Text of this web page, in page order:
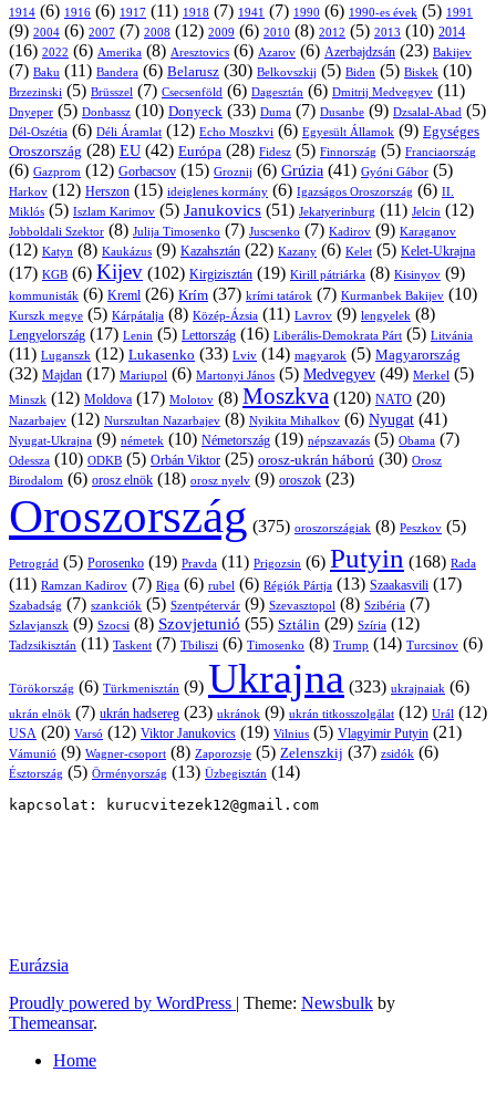
1914 (6) 1916 (6) 1917 (11) 1918 (7) 1941 (7) 1990 (6) 1990-es évek (5) 1991
(9) 2004 (6) 2007 (7) 2008 (12) 2009 (6) 2010 (8) 2012 (5) 2013 (10) 2014
(16) 2022 (6) Amerika (8) Aresztovics (6) Azarov (6) Azerbajdzsán (23) Bakijev
(7) Baku (11) Bandera (6) Belarusz (30) Belkovszkij (5) Biden (5) Biskek (10)
Brzezinski (5) Brüsszel (7) Csecsenföld (6) Dagesztán (6) Dmitrij Medvegyev (11)
Dnyeper (5) Donbassz (10) Donyeck (33) Duma (7) Dusanbe (9) Dzsalal-Abad (5)
Dél-Oszétia (6) Déli Áramlat (12) Echo Moszkvi (6) Egyesült Államok (9) Egységes
Oroszország (28) EU (42) Európa (28) Fidesz (5) Finnország (5) Franciaország
(6) Gazprom (12) Gorbacsov (15) Groznij (6) Grúzia (41) Gyóni Gábor (5)
Harkov (12) Herszon (15) ideiglenes kormány (6) Igazságos Oroszország (6) II.
Miklós (5) Iszlam Karimov (5) Janukovics (51) Jekatyerinburg (11) Jelcin (12)
Jobboldali Szektor (8) Julija Timosenko (7) Juscsenko (7) Kadirov (9) Karaganov
(12) Katyn (8) Kaukázus (9) Kazahsztán (22) Kazany (6) Kelet (5) Kelet-Ukrajna
(17) KGB (6) Kijev (102) Kirgizisztán (19) Kirill pátriárka (8) Kisinyov (9)
kommunisták (6) Kreml (26) Krím (37) krími tatárok (7) Kurmanbek Bakijev (10)
Kurszk megye (5) Kárpátalja (8) Közép-Ázsia (11) Lavrov (9) lengyelek (8)
Lengyelország (17) Lenin (5) Lettország (16) Liberális-Demokrata Párt (5) Litvánia
(11) Luganszk (12) Lukasenko (33) Lviv (14) magyarok (5) Magyarország
(32) Majdan (17) Mariupol (6) Martonyi János (5) Medvegyev (49) Merkel (5)
Minszk (12) Moldova (17) Molotov (8) Moszkva (120) NATO (20)
Nazarbajev (12) Nurszultan Nazarbajev (8) Nyikita Mihalkov (6) Nyugat (41)
Nyugat-Ukrajna (9) németek (10) Németország (19) népszavazás (5) Obama (7)
Odessza (10) ODKB (5) Orbán Viktor (25) orosz-ukrán háború (30) Orosz
Birodalom (6) orosz elnök (18) orosz nyelv (9) oroszok (23)
Oroszország (375) oroszországiak (8) Peszkov (5)
Petrográd (5) Porosenko (19) Pravda (11) Prigozsin (6) Putyin (168) Rada
(11) Ramzan Kadirov (7) Riga (6) rubel (6) Régiók Pártja (13) Szaakasvili (17)
Szabadság (7) szankciók (5) Szentpétervár (9) Szevasztopol (8) Szibéria (7)
Szlavjanszk (9) Szocsi (8) Szovjetunió (55) Sztálin (29) Szíria (12)
Tadzsikisztán (11) Taskent (7) Tbiliszi (6) Timosenko (8) Trump (14) Turcsinov (6)
Törökország (6) Türkmenisztán (9) Ukrajna (323) ukrajnaiak (6)
ukrán elnök (7) ukrán hadsereg (23) ukránok (9) ukrán titkosszolgálat (12) Urál (12)
USA (20) Varsó (12) Viktor Janukovics (19) Vilnius (5) Vlagyimir Putyin (21)
Vámunió (9) Wagner-csoport (8) Zaporozsje (5) Zelenszkij (37) zsidók (6)
Észtország (5) Örményország (13) Üzbegisztán (14)
kapcsolat: kurucvitezek12@gmail.com
Eurázsia
Proudly powered by WordPress
Theme: Newsbulk by
Themeansar.
Home